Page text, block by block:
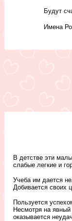
Будут
Имена
В детстве эти
слабые легкие и
Учеба им дается
Добивается своих
Пользуется
Несмотря на
оказывается